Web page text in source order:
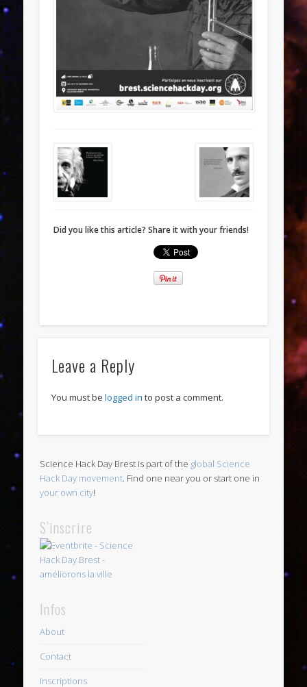
Did you like this article? Share it with your friends!
Leave a Reply
You must be logged in to post a comment.
Science Hack Day Brest is part of the global Science
Hack Day movement. Find one near you or start one in
your own city!
S’inscrire
Infos
About
Contact
Inscriptions